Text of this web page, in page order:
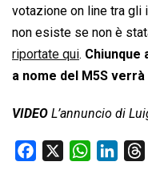
o
k
p
p
I
n
votazione on line tra gli
non esiste se non è
riportate qui. Chiunque
a nome del M5S
VIDEO L’annuncio di
W